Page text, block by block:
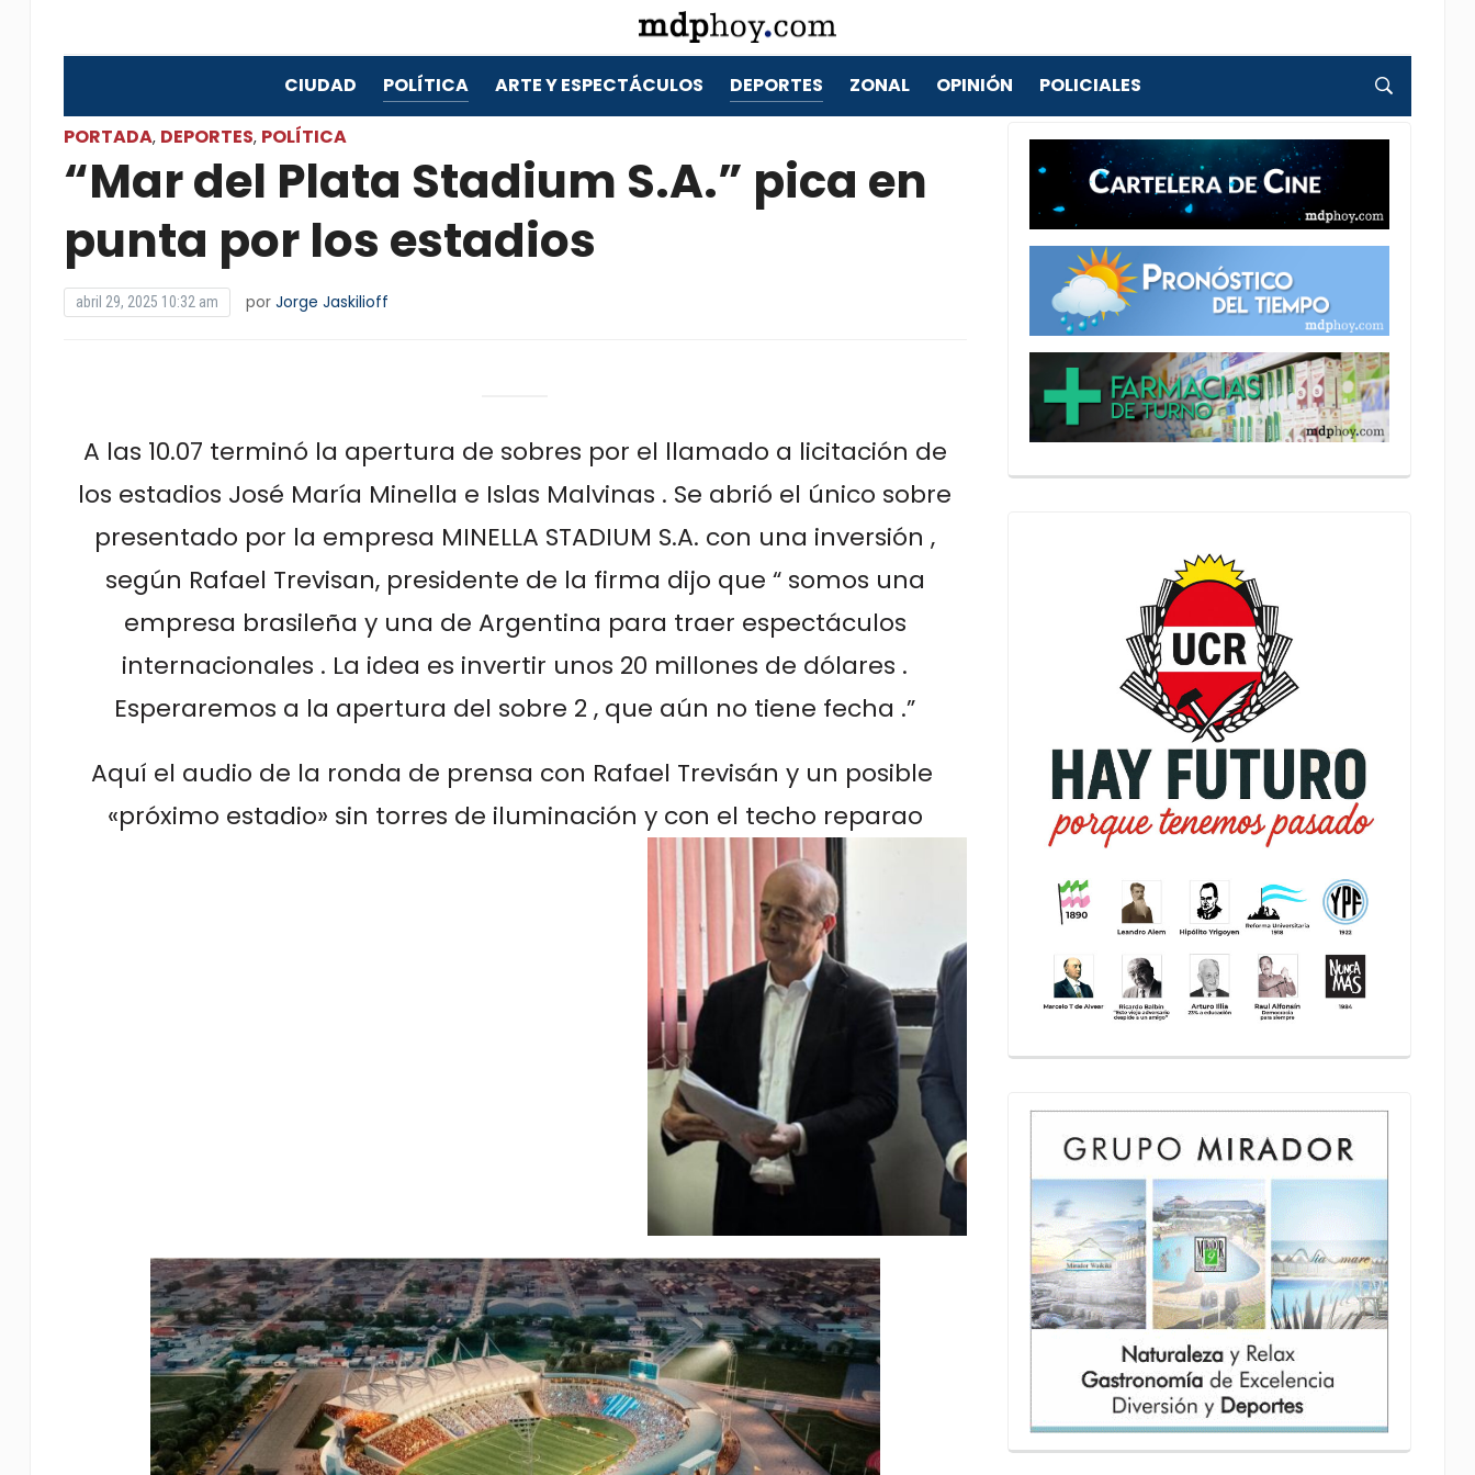
CIUDAD POLÍTICA ARTE Y ESPECTÁCULOS DEPORTES ZONAL OPINIÓN POLICIALES
PORTADA, DEPORTES, POLÍTICA
“Mar del Plata Stadium S.A.” pica en
punta por los estadios
abril 29, 2025 10:32 am por Jorge Jaskilioff
A las 10.07 terminó la apertura de sobres por el llamado a licitación de
los estadios José María Minella e Islas Malvinas . Se abrió el único sobre
presentado por la empresa MINELLA STADIUM S.A. con una inversión ,
según Rafael Trevisan, presidente de la firma dijo que “ somos una
empresa brasileña y una de Argentina para traer espectáculos
internacionales . La idea es invertir unos 20 millones de dólares .
Esperaremos a la apertura del sobre 2 , que aún no tiene fecha .”
Aquí el audio de la ronda de prensa con Rafael Trevisán y un posible
«próximo estadio» sin torres de iluminación y con el techo reparao